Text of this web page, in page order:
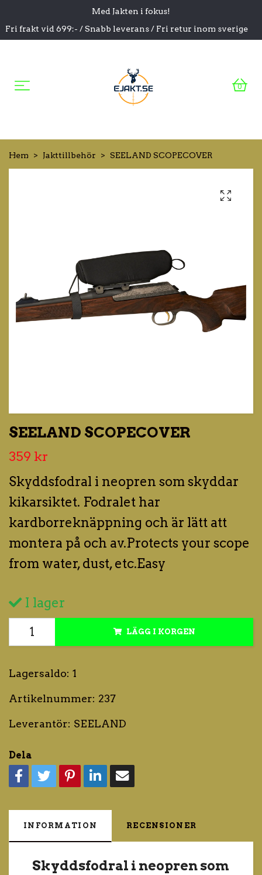
Med Jakten i fokus!
Fri frakt vid 699:- / Snabb leverans / Fri retur inom sverige
0
Hem Jakttillbehör SEELAND SCOPECOVER
SEELAND SCOPECOVER
359 kr
Skyddsfodral i neopren som skyddar
kikarsiktet. Fodralet har
kardborreknäppning och är lätt att
montera på och av.Protects your scope
from water, dust, etc.Easy
I lager
LÄGG I KORGEN
Lagersaldo: 1
Artikelnummer: 237
Leverantör: SEELAND
Dela
INFORMATION RECENSIONER
Skyddsfodral i neopren som